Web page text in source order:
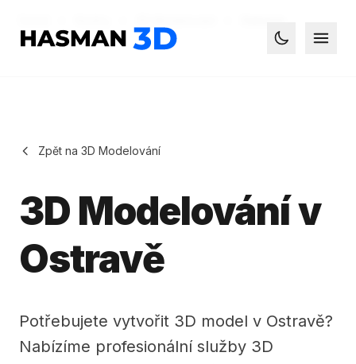
Hasman3D - 3D tisk
Zpět na 3D Modelování
3D Modelování v
Ostravě
Potřebujete vytvořit 3D model v Ostravě?
Nabízíme profesionální služby 3D